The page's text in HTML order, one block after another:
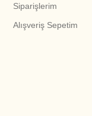
Siparişlerim
Alışveriş Sepetim